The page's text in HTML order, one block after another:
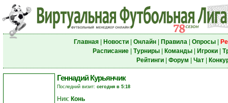
Главная| Новости| Онлайн| Правила| Опросы|
Расписание| Турниры| Команды| Игроки|
Рейтинги| Форум Чат|
Геннадий Курьянчик
Последний визит: сегодня в 5:18
Ник: Конь